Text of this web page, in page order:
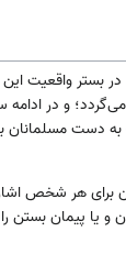
بستر واقعیت
و در ادامه
جمعیت مسلمان باشد ۲. به احکام و قانون‌های اسلامی عمل شود ۳. حکومت به
شهروند جامعه اسلامی شدن
یا پیمان بستن را